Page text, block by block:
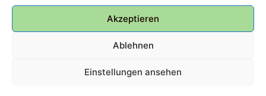
Akzeptieren
Ablehnen
Einstellungen ansehen
© 2026 Bunker Ulmenwall